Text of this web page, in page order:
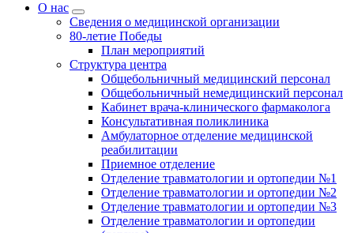
О нас
Сведения о медицинской организации
80-летие Победы
План мероприятий
Структура центра
Общебольничный медицинский персонал
Общебольничный немедицинский персонал
Кабинет врача-клинического фармаколога
Консультативная поликлиника
Амбулаторное отделение медицинской
реабилитации
Приемное отделение
Отделение травматологии и ортопедии №1
Отделение травматологии и ортопедии №2
Отделение травматологии и ортопедии №3
Отделение травматологии и ортопедии